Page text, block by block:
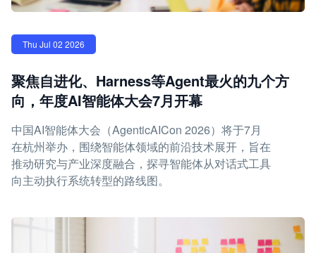
Thu Jul 02 2026
聚焦自进化、Harness等Agent最火的九个方
向，年度AI智能体大会7月开幕
中国AI智能体大会（AgenticAICon 2026）将于7月
在杭州举办，围绕智能体领域的前沿技术展开，旨在
推动研究与产业深度融合，探寻智能体从对话式工具
向主动执行系统转型的路线图。